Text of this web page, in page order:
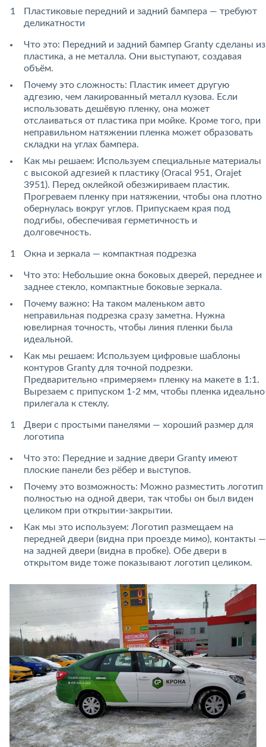
Пластиковые передний и задний бампера — требуют
деликатности
Что это: Передний и задний бампер Granty сделаны из
пластика, а не металла. Они выступают, создавая
объём.
Почему это сложность: Пластик имеет другую
адгезию, чем лакированный металл кузова. Если
использовать дешёвую пленку, она может
отслаиваться от пластика при мойке. Кроме того, при
неправильном натяжении пленка может образовать
складки на углах бампера.
Как мы решаем: Используем специальные материалы
с высокой адгезией к пластику (Oracal 951, Orajet
3951). Перед оклейкой обезжириваем пластик.
Прогреваем пленку при натяжении, чтобы она плотно
обернулась вокруг углов. Припускаем края под
подгибы, обеспечивая герметичность и
долговечность.
Окна и зеркала — компактная подрезка
Что это: Небольшие окна боковых дверей, переднее и
заднее стекло, компактные боковые зеркала.
Почему важно: На таком маленьком авто
неправильная подрезка сразу заметна. Нужна
ювелирная точность, чтобы линия пленки была
идеальной.
Как мы решаем: Используем цифровые шаблоны
контуров Granty для точной подрезки.
Предварительно «примеряем» пленку на макете в 1:1.
Вырезаем с припуском 1-2 мм, чтобы пленка идеально
прилегала к стеклу.
Двери с простыми панелями — хороший размер для
логотипа
Что это: Передние и задние двери Granty имеют
плоские панели без рёбер и выступов.
Почему это возможность: Можно разместить логотип
полностью на одной двери, так чтобы он был виден
целиком при открытии-закрытии.
Как мы это используем: Логотип размещаем на
передней двери (видна при проезде мимо), контакты —
на задней двери (видна в пробке). Обе двери в
открытом виде тоже показывают логотип целиком.